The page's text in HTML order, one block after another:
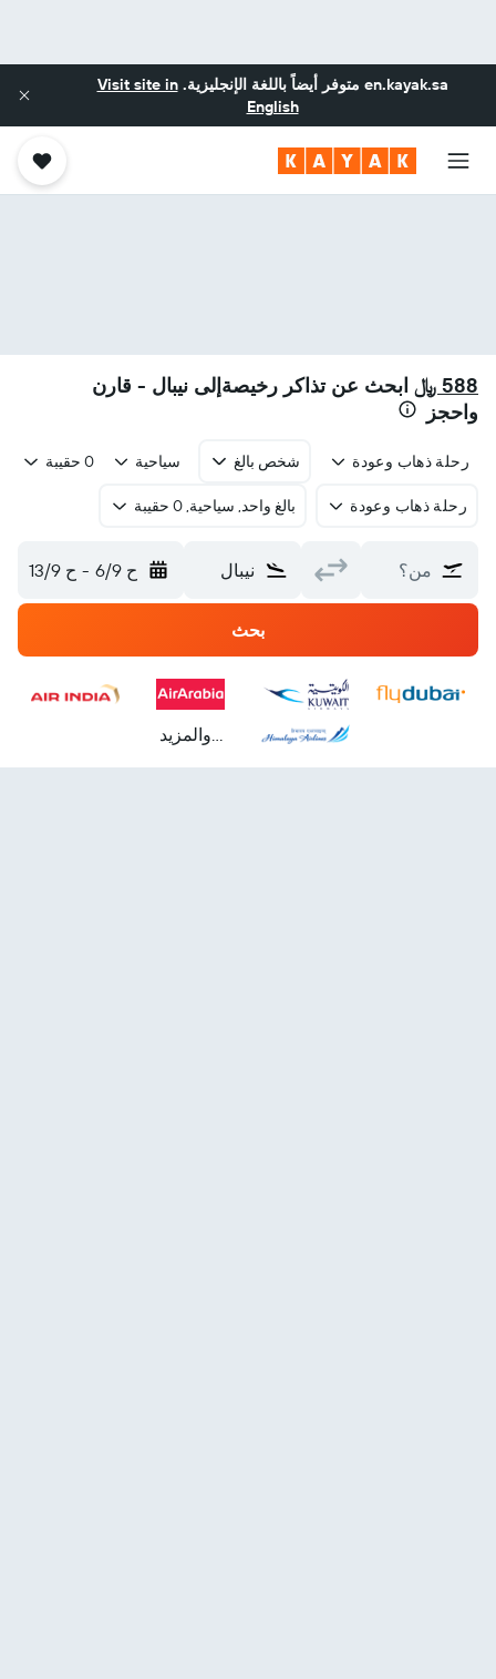
en.kayak.sa متوفر أيضاً باللغة الإنجليزية.Visit site in
English
588 ﷼
ابحث عن تذاكر رخيصةإلى نيبال - قارن
واحجز
رحلة ذهاب وعودة شخص بالغ سياحية 0 حقيبة
رحلة ذهاب وعودة بالغ واحد, سياحية, 0 حقيبة
من؟ نيبال ح 6/9 - ح 13/9
بحث
...والمزيد